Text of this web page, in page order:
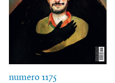
numero 1175